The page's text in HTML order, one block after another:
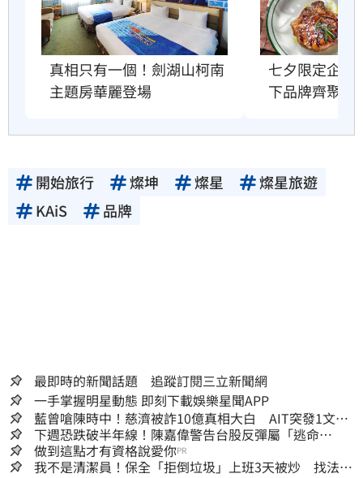
真相只有一個！劍湖山柯南
主題房華麗登場
七夕限定企劃
下品牌齊聚放
開始旅行 燦坤 燦星
燦星旅遊
KAiS
品牌
最即時的新聞話題 追蹤訂閱三立新聞網
一手掌握明星動態 即刻下載娛樂星聞APP
藍曾嗆陳時中！慈濟被詐10億真相大白 AIT突發1文酸
爆…他笑：真的很會
下週恐跌破半年線！陳嘉偉警告台股反彈屬「逃命
波」：空頭大屠殺剛開始
做到這點才有資格說愛你PR
我不是清潔員！保全「拒倒垃圾」上班3天被炒 找法院